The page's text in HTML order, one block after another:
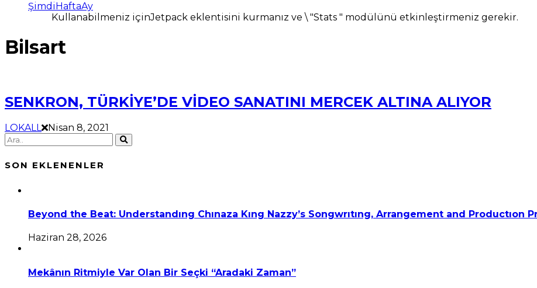
ŞimdiHaftaAy
Kullanabilmeniz içinJetpack eklentisini kurmanız ve \ "Stats " modülünü etkinleştirmeniz gerekir.
Bilsart
SENKRON, TÜRKİYE’DE VİDEO SANATINI MERCEK ALTINA ALIYOR
LOKALL Nisan 8, 2021
SON EKLENENLER
Beyond the Beat: Understandıng Chınaza Kıng Nazzy’s Songwrıtıng, Arrangement and Productıon
Haziran 28, 2026
Mekânın Ritmiyle Var Olan Bir Seçki “Aradaki Zaman”